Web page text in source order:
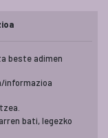
beste adimen
informazioa
bati, legezko